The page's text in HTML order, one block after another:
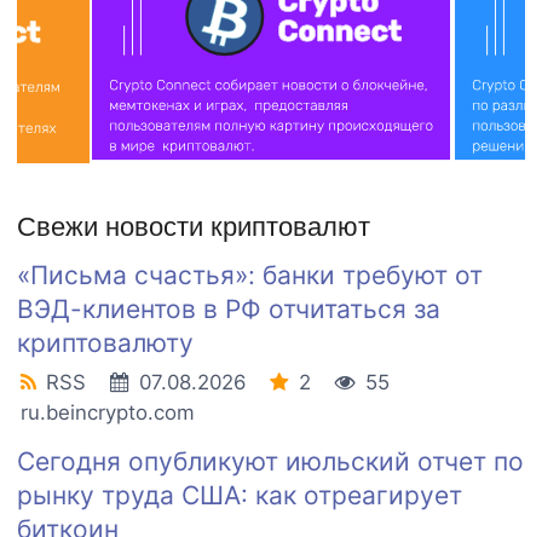
Свежи новости криптовалют
«Письма счастья»: банки требуют от
ВЭД-клиентов в РФ отчитаться за
криптовалюту
RSS 07.08.2026 2
55
ru.beincrypto.com
Сегодня опубликуют июльский отчет по
рынку труда США: как отреагирует
биткоин